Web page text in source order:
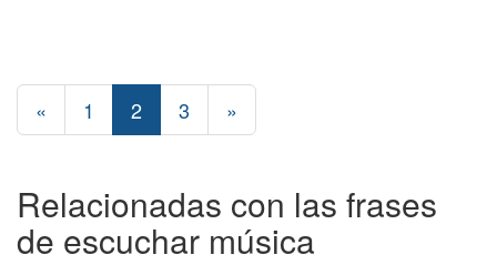
« 1 2 3 »
Relacionadas con las frases
de escuchar música